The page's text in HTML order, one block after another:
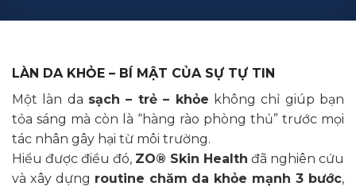
LÀN DA KHỎE – BÍ MẬT CỦA SỰ TỰ TIN
Một làn da sạch – trẻ – khỏe không chỉ giúp bạn
tỏa sáng mà còn là “hàng rào phòng thủ” trước mọi
tác nhân gây hại từ môi trường.
Hiểu được điều đó, ZO® Skin Health đã nghiên cứu
và xây dựng routine chăm da khỏe mạnh 3 bước,